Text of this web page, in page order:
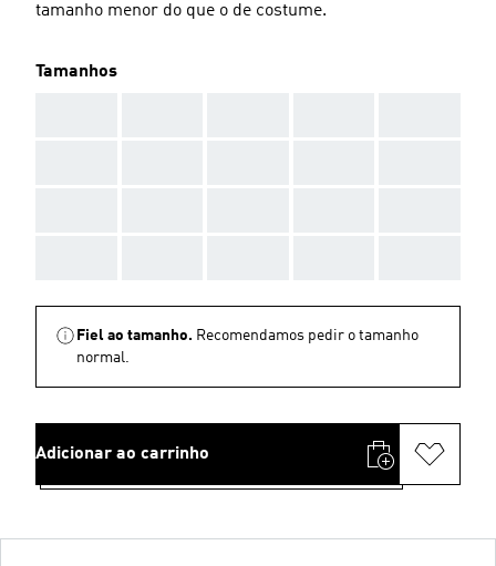
tamanho menor do que o de costume.
Tamanhos
Fiel ao tamanho. Recomendamos pedir o tamanho
normal.
Adicionar ao carrinho